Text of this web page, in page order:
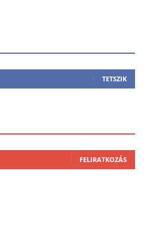
TETSZIK
FELIRATKOZÁS